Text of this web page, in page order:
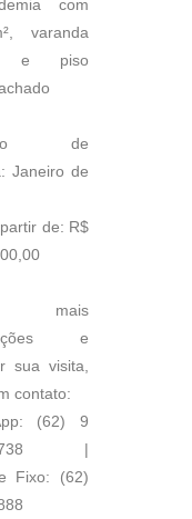
com
varanda
e piso
de
Janeiro de
de: R$
mais
e
sua visita,
contato:
(62) 9
4738 |
Fixo: (62)